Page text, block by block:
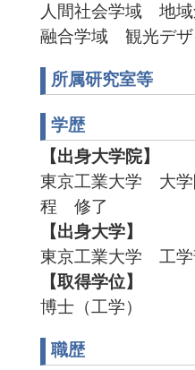
人間社会学域 地
融合学域 観光デザ
所属研究室等
学歴
【出身大学院】
東京工業大学 大
程 修了
【出身大学】
東京工業大学 工
【取得学位】
博士（工学）
職歴